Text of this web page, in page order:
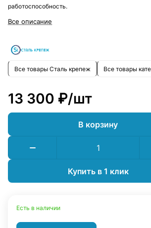
работоспособность.
Все описание
Все товары Сталь крепеж Все товары
13 300 ₽/шт
В корзину
Купить в 1 клик
Есть в наличии